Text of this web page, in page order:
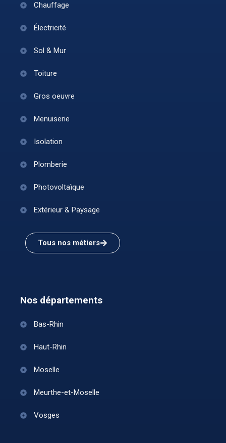
Chauffage
Électricité
Sol & Mur
Toiture
Gros oeuvre
Menuiserie
Isolation
Plomberie
Photovoltaïque
Extérieur & Paysage
Tous nos métiers
Nos départements
Bas-Rhin
Haut-Rhin
Moselle
Meurthe-et-Moselle
Vosges